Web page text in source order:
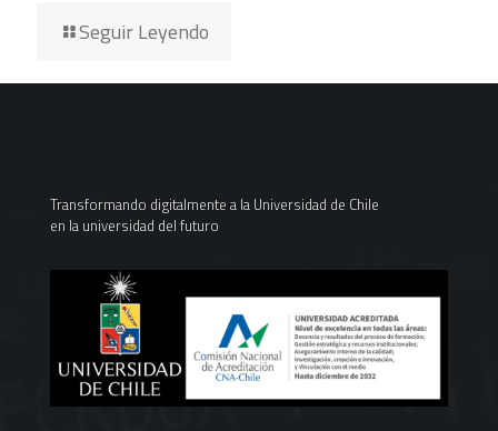
Seguir Leyendo
Transformando digitalmente a la Universidad de Chile
en la universidad del futuro